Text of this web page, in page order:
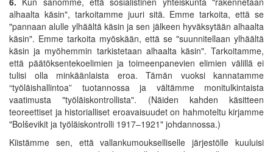
alhaalta käsin", tarkoitamme juuri sitä. Emme tarkoita, että se
"pannaan alulle ylhäältä käsin ja sen jälkeen hyväksytään alhaalta
käsin". Emme tarkoita myöskään, että se "suunnitellaan ylhäältä
käsin ja myöhemmin tarkistetaan alhaalta käsin". Tarkoitamme,
että päätöksentekoelimien ja toimeenpanevien elimien välillä ei
tulisi olla minkäänlaista eroa. Tämän vuoksi kannatamme
“työläishallintoa” tuotannossa ja vältämme monitulkintaista
vaatimusta "työläiskontrollista". (Näiden kahden käsitteen
teoreettiset ja historialliset eroavaisuudet on hahmoteltu kirjamme
"Bolševikit ja työläiskontrolli 1917–1921" johdannossa.)
Kiistämme sen, että vallankumoukselliselle järjestölle kuuluisi